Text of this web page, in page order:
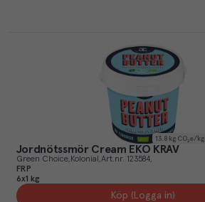
13.8 kg CO₂e/kg
Jordnötssmör Cream EKO KRAV
Green Choice Kolonial Art.nr. 123584
FRP
6x1 kg
Köp (Logga in)